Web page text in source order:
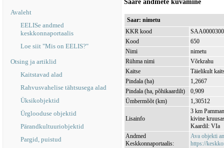
Avaleht
EELISe andmed
keskkonnaportaalis
Loe siit "Mis on EELIS?"
Otsing ja artiklid
Kaitstavad alad
Rahvusvahelise tähtsusega alad
Üksikobjektid
Ürglooduse objektid
Pärandkultuuriobjektid
Pargid, puistud
Saare andmete kuvamine
Saar: nimetu
KKR kood
SAA0000300
Kood
650
Nimi
nimetu
Rühma nimi
Võrkrahu
Kaitse
Täielikult
Pindala (ha)
1,2667
Pindala (ha, põhikaardilt)
0,909
Ümbermõõt (km)
1,30512
Lisainfo
3 km
kivine
Kaardil: VIa
Andmed
Keskkonnaportaalis:
Ava objekti
https://